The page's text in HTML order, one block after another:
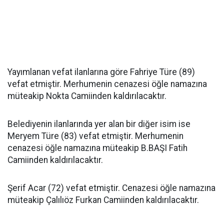
Yayımlanan vefat ilanlarına göre Fahriye Türe (89)
vefat etmiştir. Merhumenin cenazesi öğle namazına
müteakip Nokta Camiinden kaldırılacaktır.
Belediyenin ilanlarında yer alan bir diğer isim ise
Meryem Türe (83) vefat etmiştir. Merhumenin
cenazesi öğle namazına müteakip B.BAŞI Fatih
Camiinden kaldırılacaktır.
Şerif Acar (72) vefat etmiştir. Cenazesi öğle namazına
müteakip Çalılıöz Furkan Camiinden kaldırılacaktır.